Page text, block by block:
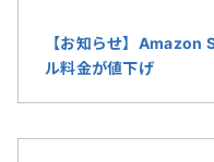
【お知らせ】Amazon
ル料金が値下げ